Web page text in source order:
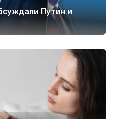
Путин и